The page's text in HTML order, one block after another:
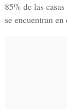
85% de las
se encuentran